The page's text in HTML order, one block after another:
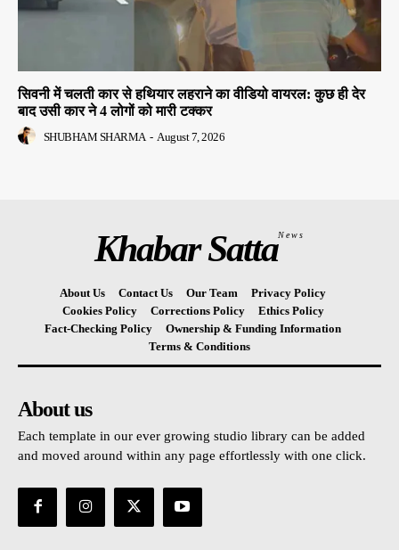
सिवनी में चलती कार से हथियार लहराने का वीडियो वायरल: कुछ ही देर
बाद उसी कार ने 4 लोगों को मारी टक्कर
SHUBHAM SHARMA - August 7, 2026
Khabar SattaNews
About Us Contact Us Our Team
Privacy Policy
Cookies Policy
Corrections Policy
Ethics Policy
Fact-Checking Policy
Ownership & Funding Information
Terms & Conditions
About us
Each template in our ever growing studio library can be added
and moved around within any page effortlessly with one click.